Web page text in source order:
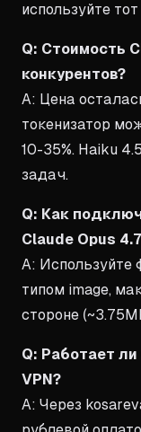
используйте
Q: Стоимость
конкурентов?
A: Цена
токенизатор
10-35%. Haiku
задач.
Q: Как
Claude Opus
A: Используйте
типом image,
стороне
Q: Работает
VPN?
A: Через